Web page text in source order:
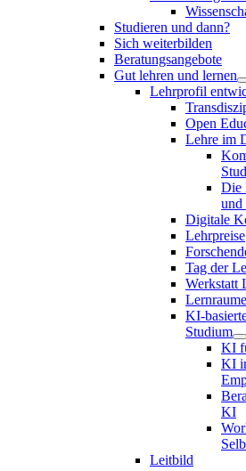
Studieren und dann?
Sich weiterbilden
Beratungsangebote
Gut lehren und lernen
Lehrprofil
Open
Lehre im
Die
und
Digitale
Lehrpreise
Tag der
Werkstatt
KI-
Studium
KI
KI
KI
Leitbild